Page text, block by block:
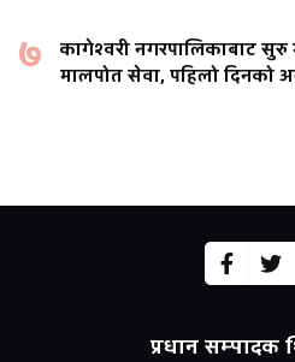
७
कागेश्वरी नगरपालिकाबाट सुरु
मालपोत सेवा, पहिलो दिनको
प्रधान सम्पादक